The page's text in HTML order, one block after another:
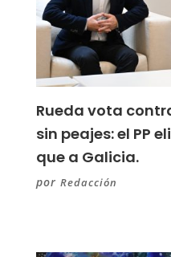
Rueda vota
sin peajes: el PP
que a Galicia.
por Redacción